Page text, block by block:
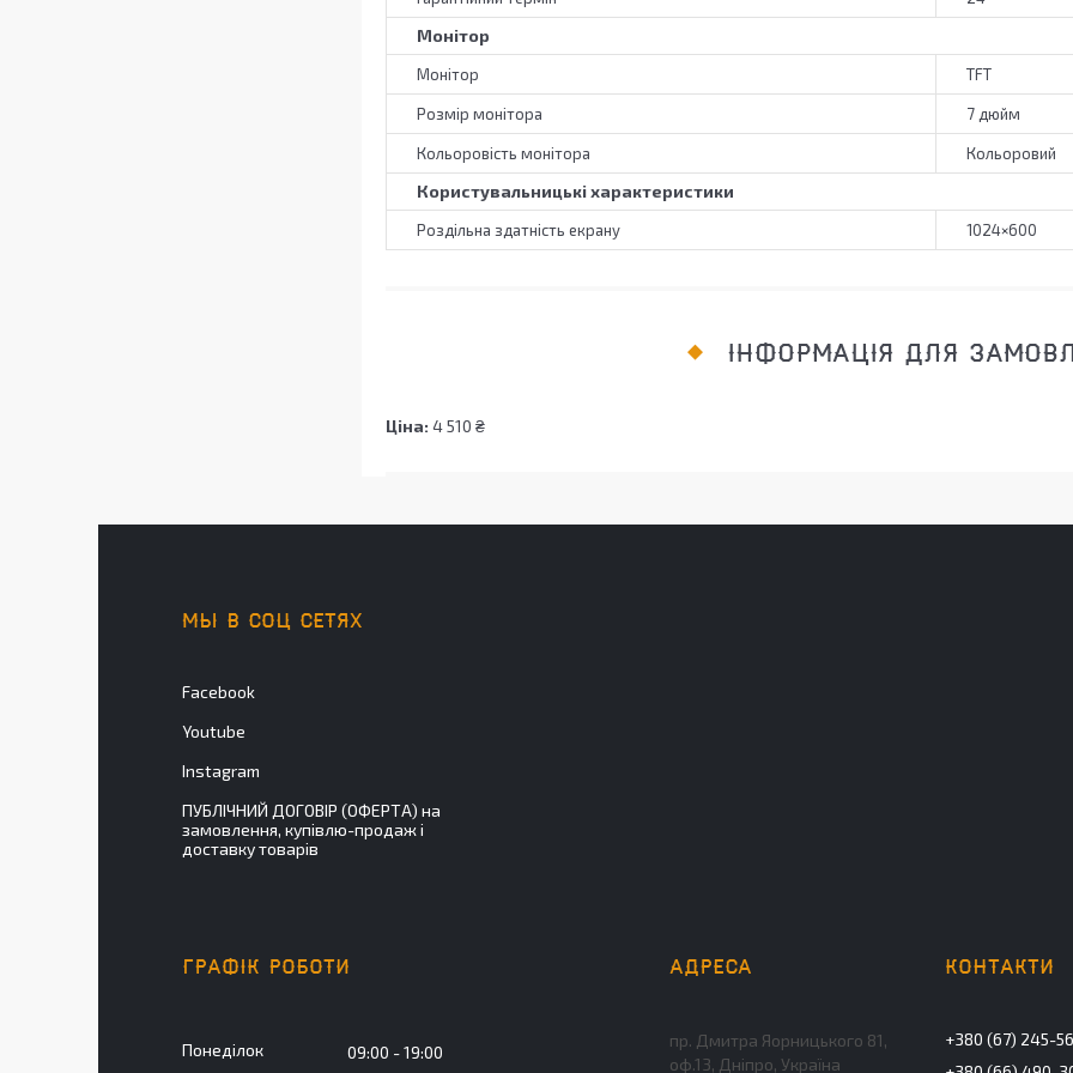
Монітор
Монітор TFT
Розмір монітора 7 дюйм
Кольоровість монітора Кольоровий
Користувальницькі характеристики
Роздільна здатність екрану 1024×600
ІНФОРМАЦІЯ ДЛЯ
Ціна: 4 510 ₴
МЫ В СОЦ СЕТЯХ
Facebook
Youtube
Instagram
ПУБЛІЧНИЙ ДОГОВІР (ОФЕРТА) на
замовлення, купівлю-продаж і
доставку товарів
ГРАФІК РОБОТИ
Понеділок 09:00 19:00
пр. Дмитра Яорницького 81,
оф.13, Дніпро, Україна
+380 (67) 245-